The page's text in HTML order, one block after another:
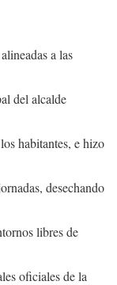
a las
del alcalde
habitantes, e hizo
desechando
libres de
oficiales de la